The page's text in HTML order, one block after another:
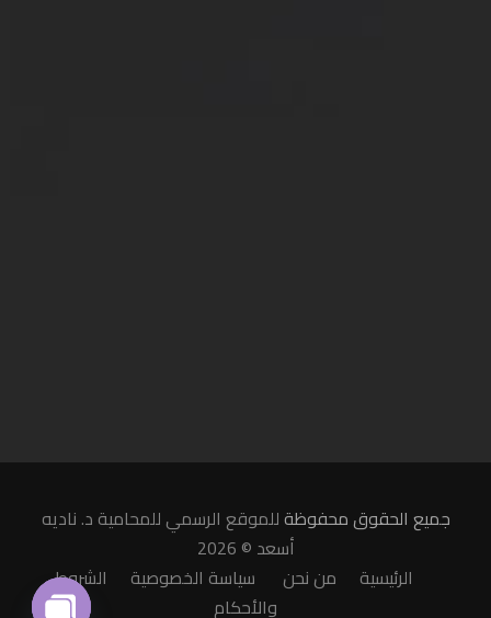
جميع الحقوق محفوظةللموقع الرسمي للمحامية د. ناديه
أسعد © 2026
الرئيسية
من نحن سياسة الخصوصية
الشروط
والأحكام